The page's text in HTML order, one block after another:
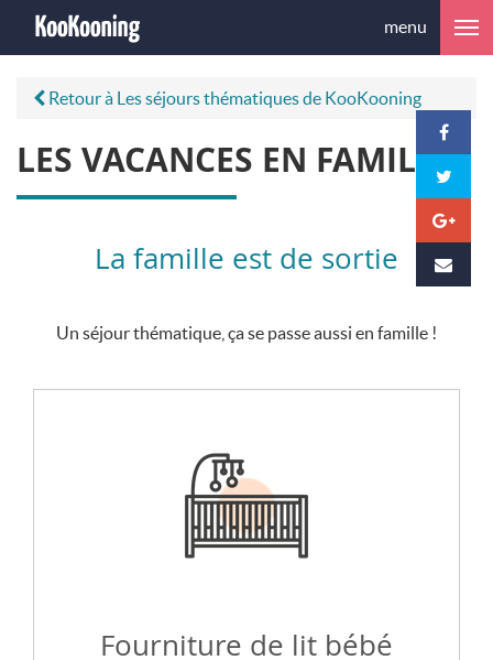
menu
Retour à Les séjours thématiques de KooKooning
LES VACANCES EN FAMILLE
La famille est de sortie
Un séjour thématique, ça se passe aussi en famille !
Fourniture de lit bébé